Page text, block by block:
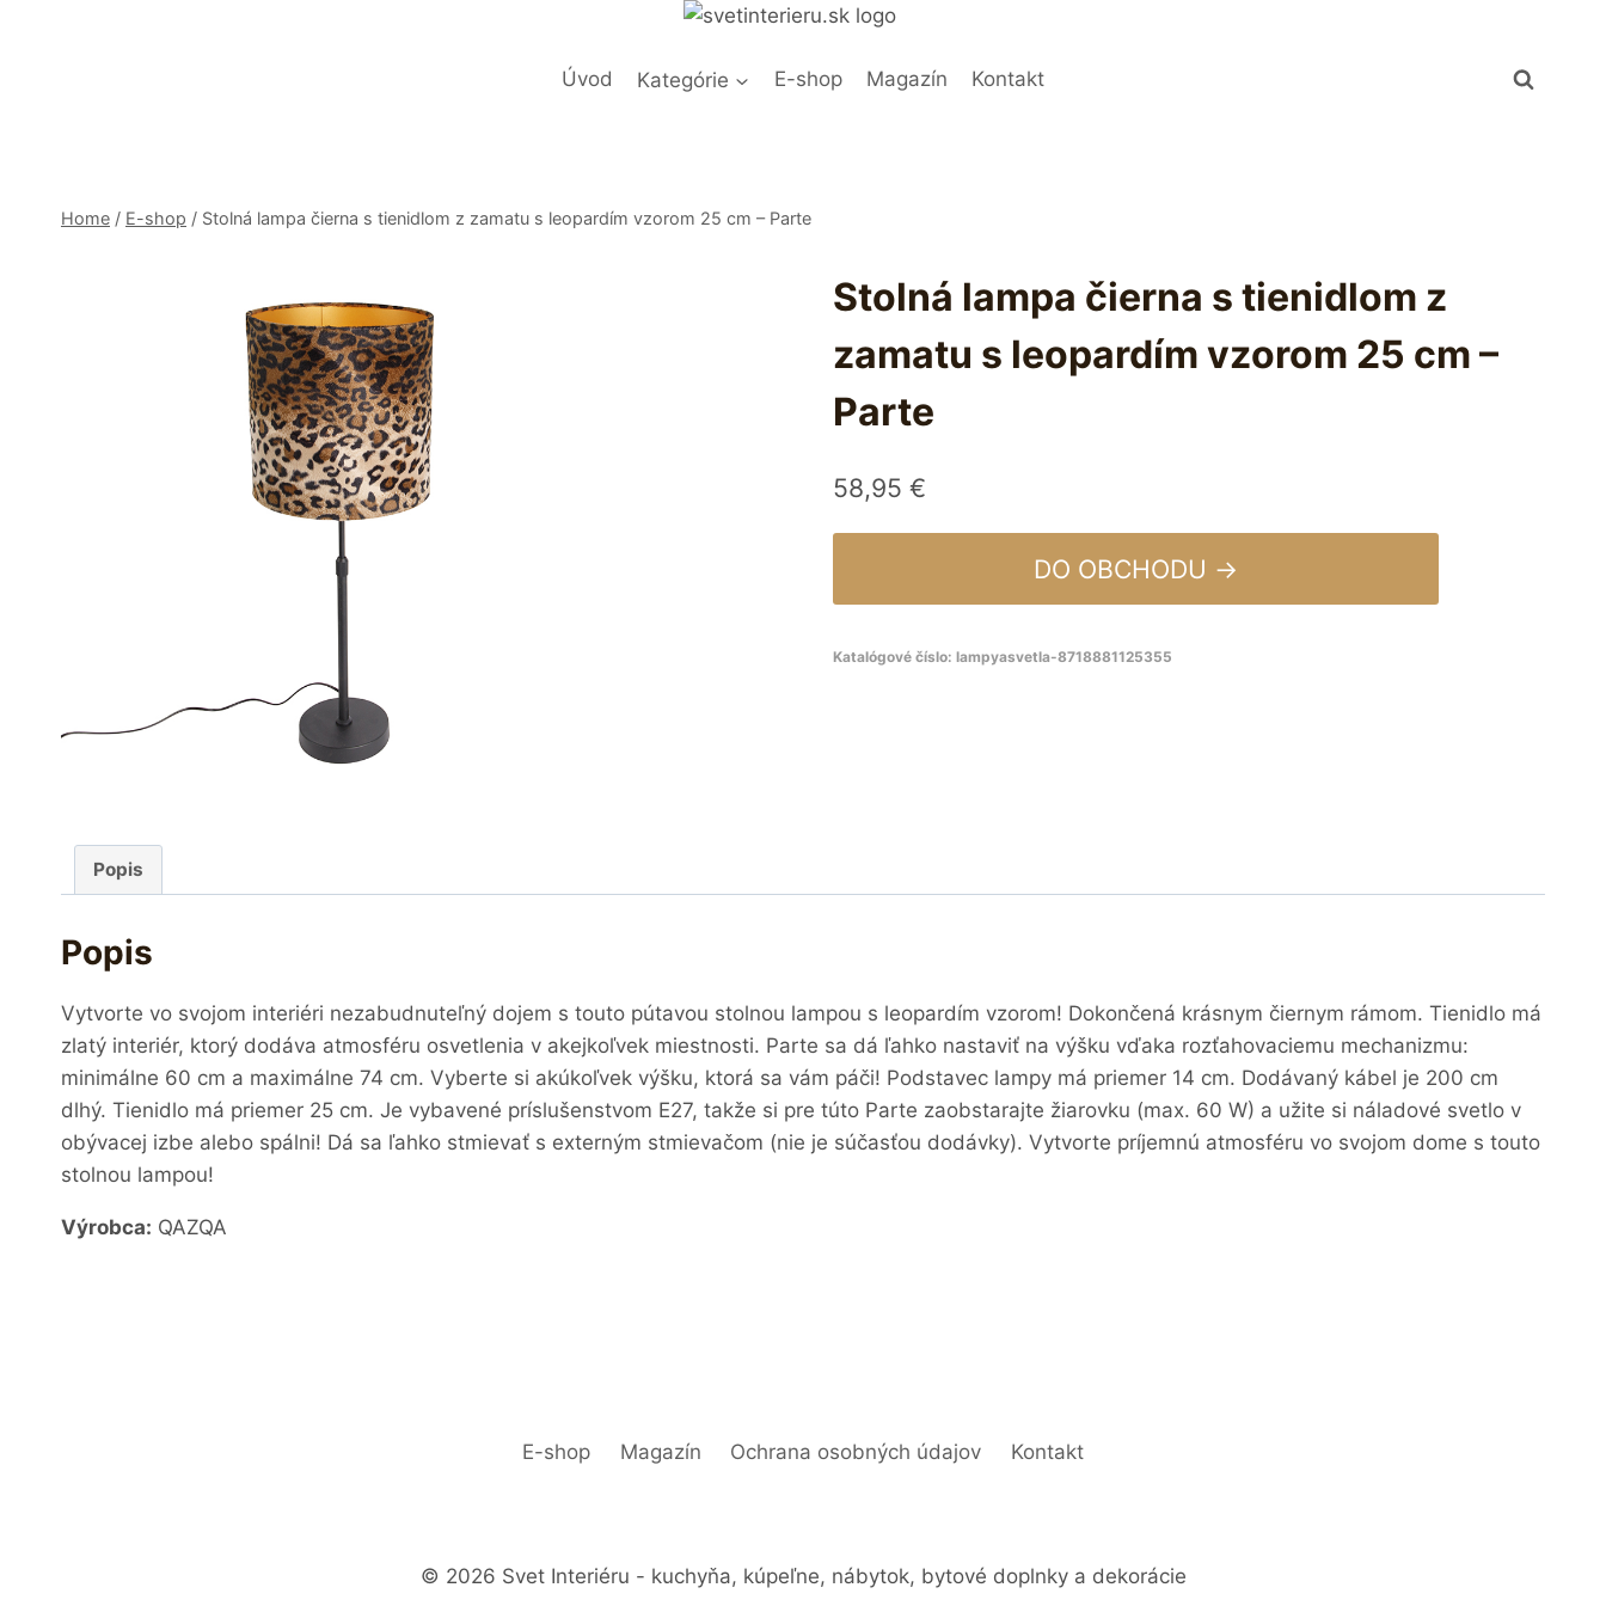
Úvod Kategórie E-shop Magazín Kontakt
Home / E-shop / Stolná lampa čierna s tienidlom z zamatu s leopardím vzorom 25 cm – Parte
Stolná lampa čierna s tienidlom z
zamatu s leopardím vzorom 25 cm –
Parte
58,95 €
DO OBCHODU →
Katalógové číslo: lampyasvetla-8718881125355
Popis
Popis
Vytvorte vo svojom interiéri nezabudnuteľný dojem s touto pútavou stolnou lampou s leopardím vzorom! Dokončená krásnym čiernym rámom. Tienidlo má
zlatý interiér, ktorý dodáva atmosféru osvetlenia v akejkoľvek miestnosti. Parte sa dá ľahko nastaviť na výšku vďaka rozťahovaciemu mechanizmu:
minimálne 60 cm a maximálne 74 cm. Vyberte si akúkoľvek výšku, ktorá sa vám páči! Podstavec lampy má priemer 14 cm. Dodávaný kábel je 200 cm
dlhý. Tienidlo má priemer 25 cm. Je vybavené príslušenstvom E27, takže si pre túto Parte zaobstarajte žiarovku (max. 60 W) a užite si náladové svetlo v
obývacej izbe alebo spálni! Dá sa ľahko stmievať s externým stmievačom (nie je súčasťou dodávky). Vytvorte príjemnú atmosféru vo svojom dome s touto
stolnou lampou!
Výrobca: QAZQA
E-shop Magazín Ochrana osobných údajov Kontakt
© 2026 Svet Interiéru - kuchyňa, kúpeľne, nábytok, bytové doplnky a dekorácie